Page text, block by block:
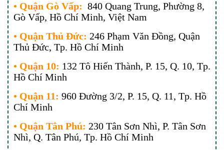
• Quận Gò Vấp: 840 Quang Trung, Phường 8,
Gò Vấp, Hồ Chí Minh, Việt Nam
• Quận Thủ Đức: 246 Phạm Văn Đồng, Quận
Thủ Đức, Tp. Hồ Chí Minh
• Quận 10: 132 Tô Hiến Thành, P. 15, Q. 10, Tp.
Hồ Chí Minh
• Quận 11: 960 Đường 3/2, P. 15, Q. 11, Tp. Hồ
Chí Minh
• Quận Tân Phú: 230 Tân Sơn Nhì, P. Tân Sơn
Nhì, Q. Tân Phú, Tp. Hồ Chí Minh